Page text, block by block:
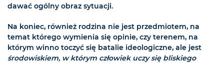
dawać ogólny obraz sytuacji.
Na koniec, również rodzina nie jest przedmiotem, na
temat którego wymienia się opinie, czy terenem, na
którym winno toczyć się batalie ideologiczne, ale jest
środowiskiem, w którym człowiek uczy się bliskiego